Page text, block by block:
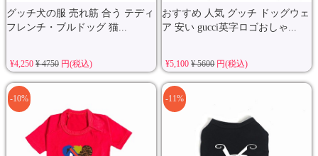
グッチ犬の服 売れ筋 合う テディ
フレンチ・ブルドッグ 猫...
¥4,250 ¥ 4750円(税込)
おすすめ 人気 グッチ ドッグウェ
ア 安い gucci英字ロゴおしゃ...
¥5,100¥ 5600円(税込)
-10% -11%